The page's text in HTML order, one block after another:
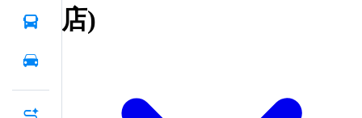
店)